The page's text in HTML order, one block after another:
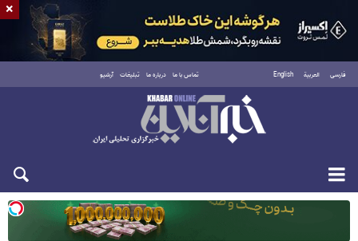
فارسی العربية English تماس با ما درباره ما تبلیغات آرشیو
یکشنبه ۱۸ مرداد ۱۴۰۵
×